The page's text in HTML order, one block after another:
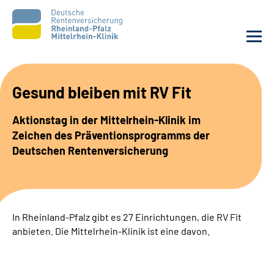
Unsere Angebote
Ihre Rehabilitation
Zuweisende &
Selbsthilfegruppen
Gesund bleiben mit RV Fit
Aktionstag in der Mittelrhein-Klinik im
Zeichen des Präventionsprogramms der
Deutschen Rentenversicherung
In Rheinland-Pfalz gibt es 27 Einrichtungen, die RV Fit
anbieten. Die Mittelrhein-Klinik ist eine davon.